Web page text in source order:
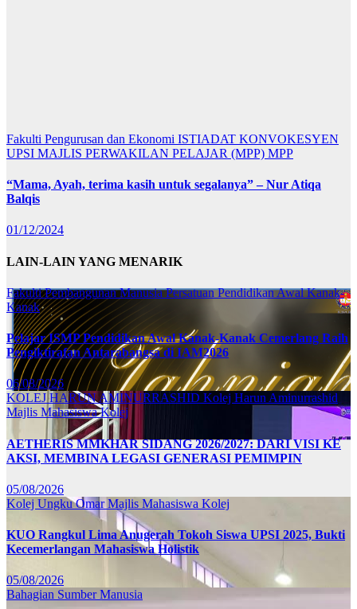
Fakulti Pengurusan dan Ekonomi ISTIADAT KONVOKESYEN
UPSI MAJLIS PERWAKILAN PELAJAR (MPP) MPP
“Mama, Ayah, terima kasih untuk segalanya” – Nur Atiqa
Balqis
01/12/2024
LAIN-LAIN YANG MENARIK
Fakulti Pembangunan ManusiaPersatuan Pendidikan Awal Kanak-
Kanak
Pelajar ISMP Pendidikan Awal Kanak-Kanak Cemerlang Raih
Pengiktirafan Antarabangsa di IAM2026
06/08/2026
KOLEJ HARUN AMINURRASHID Kolej Harun Aminurrashid
Majlis Mahasiswa Kolej
AETHERIS MMKHAR SIDANG 2026/2027: DARI VISI KE
AKSI, MEMBINA LEGASI GENERASI PEMIMPIN
05/08/2026
Kolej Ungku OmarMajlis Mahasiswa Kolej
KUO Rangkul Lima Anugerah Tokoh Siswa UPSI 2025, Bukti
Kecemerlangan Mahasiswa Holistik
05/08/2026
Bahagian Sumber Manusia